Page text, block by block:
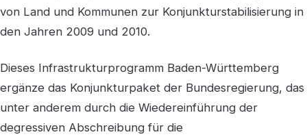
von Land und Kommunen zur Konjunkturstabilisierung in
den Jahren 2009 und 2010.
Dieses Infrastrukturprogramm Baden-Württemberg
ergänze das Konjunkturpaket der Bundesregierung, das
unter anderem durch die Wiedereinführung der
degressiven Abschreibung für die